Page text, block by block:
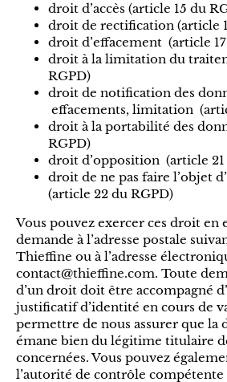
droit d’accès (article 15 du
droit de rectification (article
droit d’effacement (article
droit à la limitation du
RGPD)
droit de notification des
effacements, limitation
droit à la portabilité des
RGPD)
droit d’opposition (article 21
droit de ne pas faire l’objet
(article 22 du RGPD)
Vous pouvez exercer ces droit en
demande à l’adresse postale
Thieffine ou à l’adresse
contact@thieffine.com. Toute
d’un droit doit être accompagné
justificatif d’identité en cours de
permettre de nous assurer que la
émane bien du légitime titulaire
concernées. Vous pouvez
l’autorité de contrôle